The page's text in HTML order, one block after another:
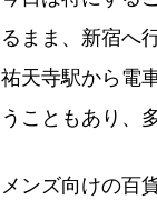
るまま、新宿へ
祐天寺駅から電
うこともあり、
メンズ向けの百